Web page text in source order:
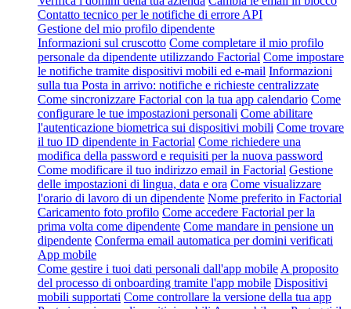
Contatto tecnico per le notifiche di errore API
Gestione del mio profilo dipendente
Informazioni sul cruscotto Come completare il mio profilo
personale da dipendente utilizzando Factorial Come impostare
le notifiche tramite dispositivi mobili ed e-mail Informazioni
sulla tua Posta in arrivo: notifiche e richieste centralizzate
Come sincronizzare Factorial con la tua app calendario Come
configurare le tue impostazioni personali Come abilitare
l'autenticazione biometrica sui dispositivi mobili Come trovare
il tuo ID dipendente in Factorial Come richiedere una
modifica della password e requisiti per la nuova password
Come modificare il tuo indirizzo email in Factorial Gestione
delle impostazioni di lingua, data e ora Come visualizzare
l'orario di lavoro di un dipendente Nome preferito in Factorial
Caricamento foto profilo Come accedere Factorial per la
prima volta come dipendente Come mandare in pensione un
dipendente Conferma email automatica per domini verificati
App mobile
Come gestire i tuoi dati personali dall'app mobile A proposito
del processo di onboarding tramite l'app mobile Dispositivi
mobili supportati Come controllare la versione della tua app